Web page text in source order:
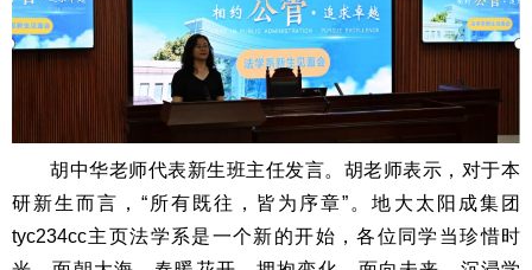
胡中华老师代表新生班主任发言。胡老师表示，对于本
研新生而言，“所有既往，皆为序章”。地大太阳成集团
tyc234cc主页法学系是一个新的开始，各位同学当珍惜时